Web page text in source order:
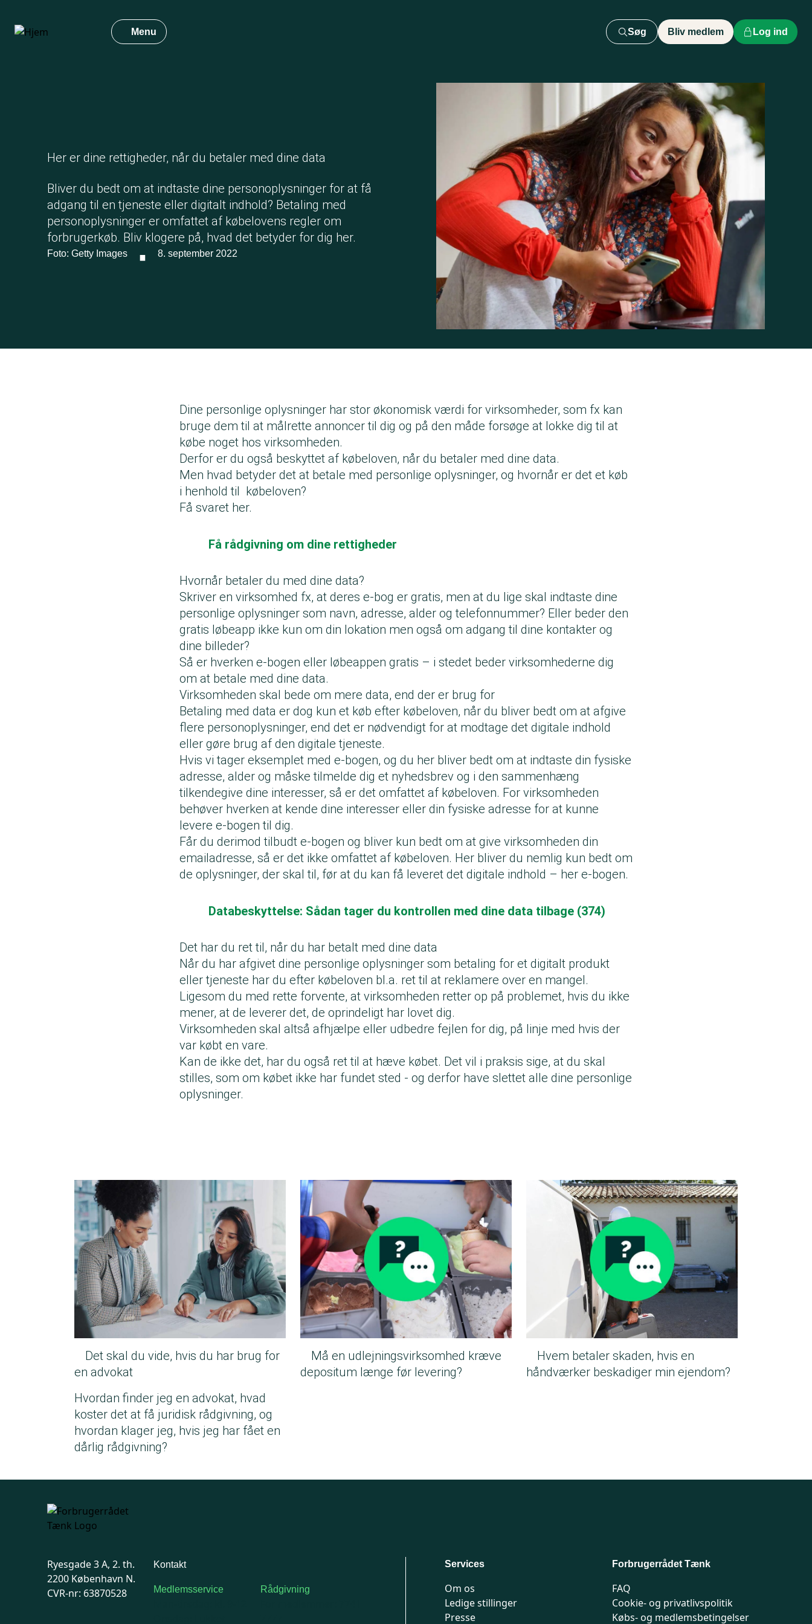
hovedindhold
Menu Søg Bliv medlem Log ind
Her er dine rettigheder, når du betaler med dine data
Bliver du bedt om at indtaste dine personoplysninger for at få
adgang til en tjeneste eller digitalt indhold? Betaling med
personoplysninger er omfattet af købelovens regler om
forbrugerkøb. Bliv klogere på, hvad det betyder for dig her.
Foto: Getty Images · 8. september 2022
Dine personlige oplysninger har stor økonomisk værdi for virksomheder, som fx kan
bruge dem til at målrette annoncer til dig og på den måde forsøge at lokke dig til at
købe noget hos virksomheden.
Derfor er du også beskyttet af købeloven, når du betaler med dine data.
Men hvad betyder det at betale med personlige oplysninger, og hvornår er det et køb
i henhold til købeloven?
Få svaret her.
Få rådgivning om dine rettigheder
Hvornår betaler du med dine data?
Skriver en virksomhed fx, at deres e-bog er gratis, men at du lige skal indtaste dine
personlige oplysninger som navn, adresse, alder og telefonnummer? Eller beder den
gratis løbeapp ikke kun om din lokation men også om adgang til dine kontakter og
dine billeder?
Så er hverken e-bogen eller løbeappen gratis – i stedet beder virksomhederne dig
om at betale med dine data.
Virksomheden skal bede om mere data, end der er brug for
Betaling med data er dog kun et køb efter købeloven, når du bliver bedt om at afgive
flere personoplysninger, end det er nødvendigt for at modtage det digitale indhold
eller gøre brug af den digitale tjeneste.
Hvis vi tager eksemplet med e-bogen, og du her bliver bedt om at indtaste din fysiske
adresse, alder og måske tilmelde dig et nyhedsbrev og i den sammenhæng
tilkendegive dine interesser, så er det omfattet af købeloven. For virksomheden
behøver hverken at kende dine interesser eller din fysiske adresse for at kunne
levere e-bogen til dig.
Får du derimod tilbudt e-bogen og bliver kun bedt om at give virksomheden din
emailadresse, så er det ikke omfattet af købeloven. Her bliver du nemlig kun bedt om
de oplysninger, der skal til, før at du kan få leveret det digitale indhold – her e-bogen.
Databeskyttelse: Sådan tager du kontrollen med dine data tilbage (374)
Det har du ret til, når du har betalt med dine data
Når du har afgivet dine personlige oplysninger som betaling for et digitalt produkt
eller tjeneste har du efter købeloven bl.a. ret til at reklamere over en mangel.
Ligesom du med rette forvente, at virksomheden retter op på problemet, hvis du ikke
mener, at de leverer det, de oprindeligt har lovet dig.
Virksomheden skal altså afhjælpe eller udbedre fejlen for dig, på linje med hvis der
var købt en vare.
Kan de ikke det, har du også ret til at hæve købet. Det vil i praksis sige, at du skal
stilles, som om købet ikke har fundet sted - og derfor have slettet alle dine personlige
oplysninger.
Det skal du vide, hvis du har brug for
en advokat
Hvordan finder jeg en advokat, hvad
koster det at få juridisk rådgivning, og
hvordan klager jeg, hvis jeg har fået en
dårlig rådgivning?
Må en udlejningsvirksomhed kræve
depositum længe før levering?
Hvem betaler skaden, hvis en
håndværker beskadiger min ejendom?
Ryesgade 3 A, 2. th.
2200 København N.
CVR-nr: 63870528
Kontakt
Medlemsservice Rådgivning
Services
Om os
Ledige stillinger
Presse
Forbrugerrådet Tænk
FAQ
Cookie- og privatlivspolitik
Købs- og medlemsbetingelser